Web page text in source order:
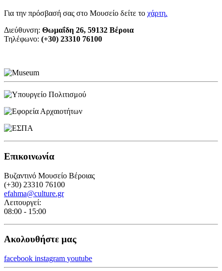
Για την πρόσβασή σας στο Μουσείο δείτε το χάρτη.
Διεύθυνση: Θωμαΐδη 26, 59132 Βέροια
Τηλέφωνο: (+30) 23310 76100
Επικοινωνία
Βυζαντινό Μουσείο Βέροιας
(+30) 23310 76100
efahma@culture.gr
Λειτουργεί:
08:00 - 15:00
Ακολουθήστε μας
facebook instagram youtube